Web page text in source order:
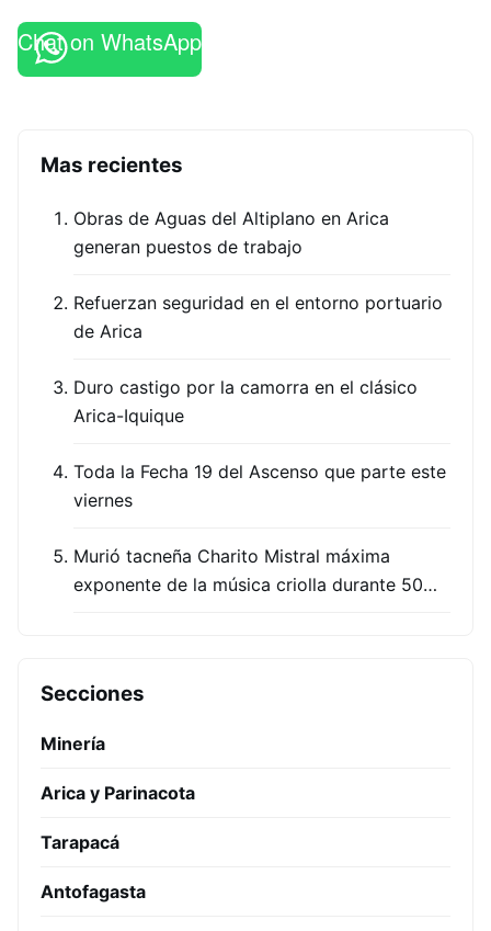
Chat on WhatsApp
Mas recientes
Obras de Aguas del Altiplano en Arica
generan puestos de trabajo
Refuerzan seguridad en el entorno portuario
de Arica
Duro castigo por la camorra en el clásico
Arica-Iquique
Toda la Fecha 19 del Ascenso que parte este
viernes
Murió tacneña Charito Mistral máxima
exponente de la música criolla durante 50…
Secciones
Minería
Arica y Parinacota
Tarapacá
Antofagasta